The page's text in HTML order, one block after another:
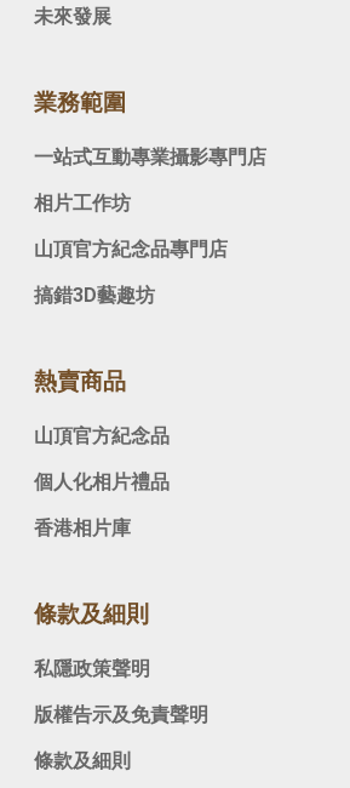
未來發展
業務範圍
一站式互動專業攝影專門店
相片工作坊
山頂官方紀念品專門店
搞錯3D藝趣坊
熱賣商品
山頂官方紀念品
個人化相片禮品
香港相片庫
條款及細則
私隱政策聲明
版權告示及免責聲明
條款及細則